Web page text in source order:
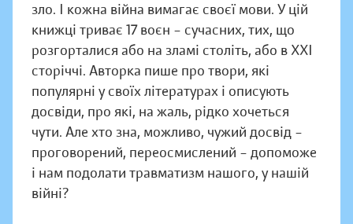
зло. І кожна війна вимагає своєї мови. У цій
книжці триває 17 воєн – сучасних, тих, що
розгорталися або на зламі століть, або в XXI
сторіччі. Авторка пише про твори, які
популярні у своїх літературах і описують
досвіди, про які, на жаль, рідко хочеться
чути. Але хто зна, можливо, чужий досвід –
проговорений, переосмислений – допоможе
і нам подолати травматизм нашого, у нашій
війні?